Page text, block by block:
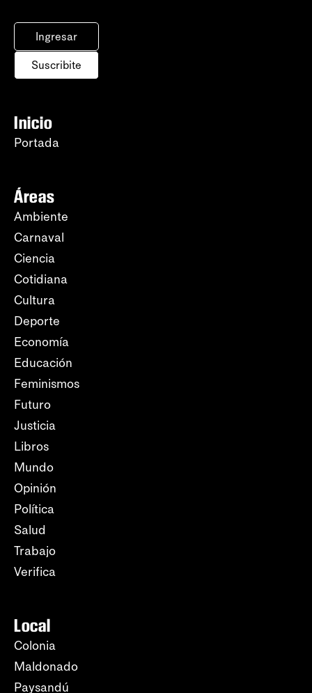
Ingresar
Suscribite
Inicio
Portada
Áreas
Ambiente
Carnaval
Ciencia
Cotidiana
Cultura
Deporte
Economía
Educación
Feminismos
Futuro
Justicia
Libros
Mundo
Opinión
Política
Salud
Trabajo
Verifica
Local
Colonia
Maldonado
Paysandú